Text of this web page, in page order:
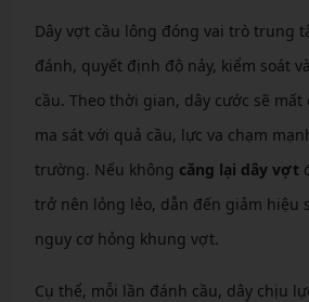
Dây vợt cầu lông đóng vai trò trung
đánh, quyết định độ nảy, kiểm soát
cầu. Theo thời gian, dây cước sẽ
ma sát với quả cầu, lực va chạm
trường. Nếu không căng lại dây vợt
trở nên lỏng lẻo, dẫn đến giảm hiệu
nguy cơ hỏng khung vợt.
Cụ thể, mỗi lần đánh cầu, dây chịu